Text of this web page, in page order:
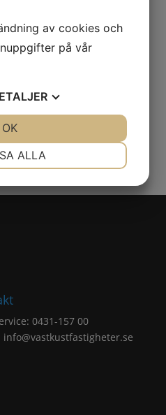
Skicka
0431-157 00
info@vastkustfastigheter.se
av cookies och
på vår
STATISTIK
ALLA
OK